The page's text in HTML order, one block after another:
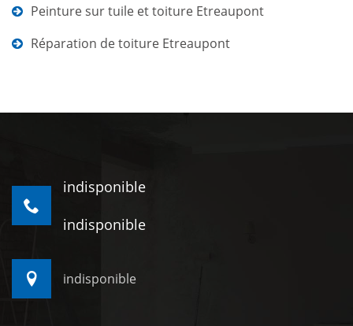
Peinture sur tuile et toiture Etreaupont
Réparation de toiture Etreaupont
indisponible
indisponible
indisponible